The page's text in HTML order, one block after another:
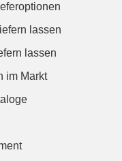
lassen
lassen
im Markt